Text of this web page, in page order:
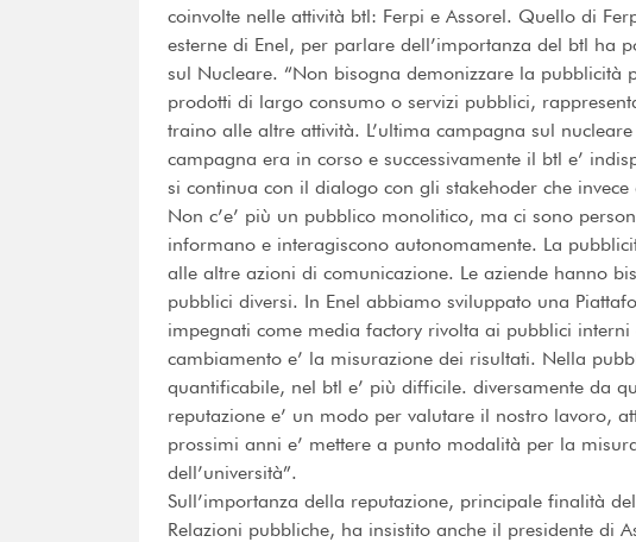
coinvolte nelle attività btl: Ferpi e Assorel. Quello di
esterne di Enel, per parlare dell’importanza del btl ha
sul Nucleare. “Non bisogna demonizzare la pubblicità
prodotti di largo consumo o servizi pubblici,
traino alle altre attività. L’ultima campagna sul
campagna era in corso e successivamente il btl e’
si continua con il dialogo con gli stakehoder che invece
Non c’e’ più un pubblico monolitico, ma ci sono
informano e interagiscono autonomamente. La
alle altre azioni di comunicazione. Le aziende hanno
pubblici diversi. In Enel abbiamo sviluppato una
impegnati come media factory rivolta ai pubblici
cambiamento e’ la misurazione dei risultati. Nella
quantificabile, nel btl e’ più difficile. diversamente da
reputazione e’ un modo per valutare il nostro lavoro,
prossimi anni e’ mettere a punto modalità per la
dell’università”.
Sull’importanza della reputazione, principale finalità
Relazioni pubbliche, ha insistito anche il presidente di